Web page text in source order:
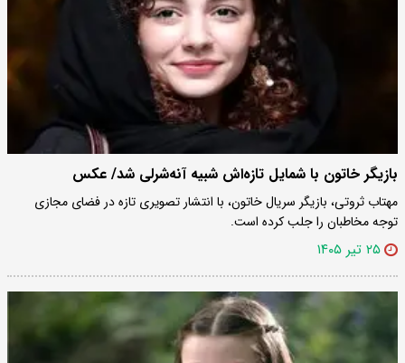
بازیگر خاتون با شمایل تازه‌اش شبیه آنه‌شرلی شد/ عکس
مهتاب ثروتی، بازیگر سریال خاتون، با انتشار تصویری تازه در فضای مجازی
توجه مخاطبان را جلب کرده است.
۲۵ تیر ۱۴۰۵